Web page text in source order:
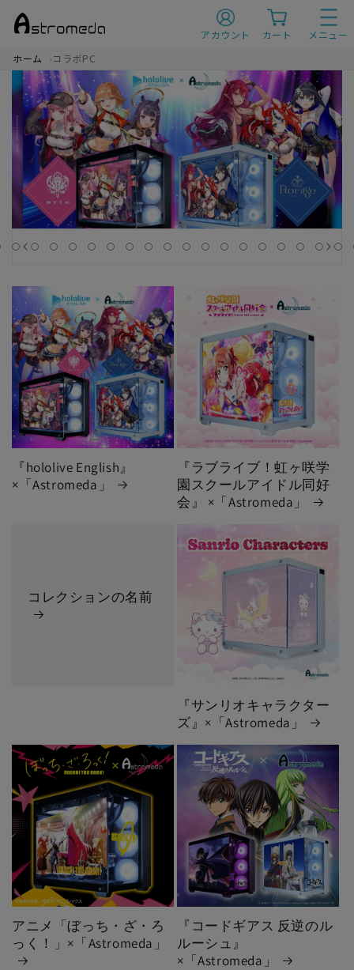
A
s
r
o
m
e
a
（ア
ス
ト
ダ）
ゲ
ー
ミ
ン
グ
|
ア
ニ
メ
コ
ラ
ボ
アカウント カート
メニュー
ホーム
コラボPC
『hololive English』
×「Astromeda」
『ラブライブ！虹ヶ咲学
園スクールアイドル同好
会』 ×「Astromeda」
コレクションの名前
『サンリオキャラクター
ズ』×「Astromeda」
アニメ「ぼっち・ざ・ろ
っく！」×「Astromeda」
『コードギアス 反逆のル
ルーシュ』
×「Astromeda」